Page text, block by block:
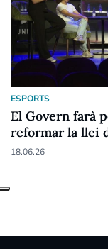
ESPORTS
El Govern farà
reformar la llei
18.06.26